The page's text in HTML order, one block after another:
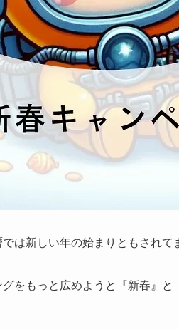
は新しい年の始まりともされて
をもっと広めようと『新春』と